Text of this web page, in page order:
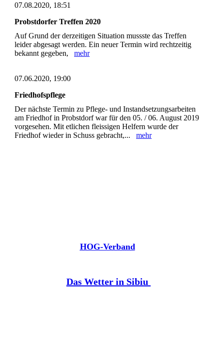
07.08.2020, 18:51
Probstdorfer Treffen 2020
Auf Grund der derzeitigen Situation mussste das Treffen
leider abgesagt werden. Ein neuer Termin wird rechtzeitig
bekannt gegeben, mehr
07.06.2020, 19:00
Friedhofspflege
Der nächste Termin zu Pflege- und Instandsetzungsarbeiten
am Friedhof in Probstdorf war für den 05. / 06. August 2019
vorgesehen. Mit etlichen fleissigen Helfern wurde der
Friedhof wieder in Schuss gebracht,... mehr
HOG-Verband
Das Wetter in Sibiu